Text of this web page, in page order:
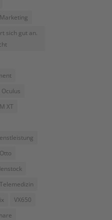
Marketing
sich gut an.
Oculus
XT
Telemedizin
VX650